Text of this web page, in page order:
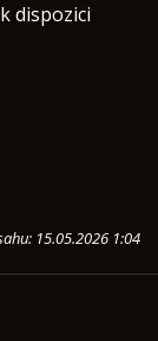
dispozici
15.05.2026 1:04